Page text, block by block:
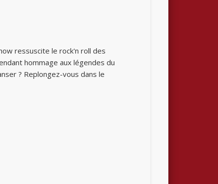
ressuscite le rock'n roll des
hommage aux légendes du
? Replongez-vous dans le